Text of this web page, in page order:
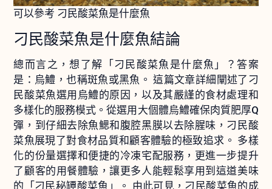
可以參考 刁民酸菜魚是什麼魚
刁民酸菜魚是什麼魚結論
總而言之，想了解「刁民酸菜魚是什麼魚」？答案
是：烏鱧，也稱斑魚或黑魚。 這篇文章詳細闡述了刁
民酸菜魚選用烏鱧的原因，以及其嚴謹的食材處理和
多樣化的服務模式。從選用大個體烏鱧確保肉質肥厚Q
彈，到仔細去除魚鰓和腹腔黑膜以去除腥味，刁民酸
菜魚展現了對食材品質和顧客體驗的極致追求。 多樣
化的份量選擇和便捷的冷凍宅配服務，更進一步提升
了顧客的用餐體驗，讓更多人能輕鬆享用到這道美味
的「刁民秘罈酸菜魚」。 由此可見，刁民酸菜魚的成